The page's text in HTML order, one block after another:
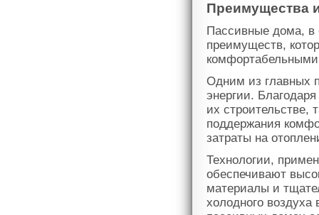
Преимущества
Пассивные дома, в
преимуществ,
Одним из главных
энергии.
их строительстве,
поддержания
затраты на
Технологии,
обеспечивают
материалы и
холодного